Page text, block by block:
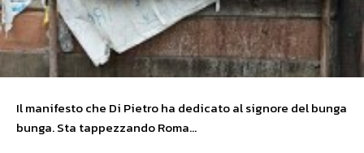
Il manifesto che Di Pietro ha dedicato al signore del bunga
bunga. Sta tappezzando Roma…